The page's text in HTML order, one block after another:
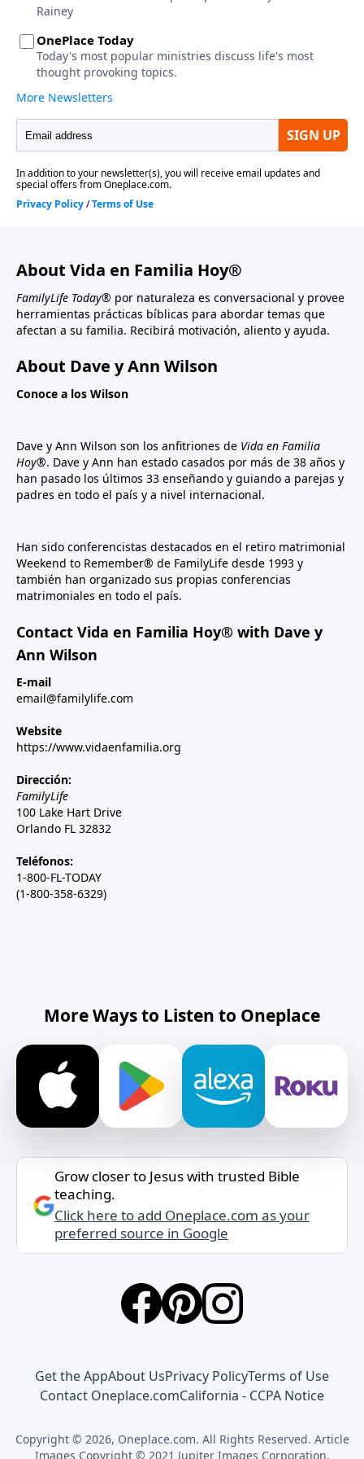
About Vida en Familia Hoy®
FamilyLife Today® por naturaleza es conversacional y provee
herramientas prácticas bíblicas para abordar temas que
afectan a su familia. Recibirá motivación, aliento y ayuda.
About Dave y Ann Wilson
Conoce a los Wilson
Dave y Ann Wilson son los anfitriones de Vida en Familia
Hoy®. Dave y Ann han estado casados por más de 38 años y
han pasado los últimos 33 enseñando y guiando a parejas y
padres en todo el país y a nivel internacional.
Han sido conferencistas destacados en el retiro matrimonial
Weekend to Remember® de FamilyLife desde 1993 y
también han organizado sus propias conferencias
matrimoniales en todo el país.
Contact Vida en Familia Hoy® with Dave y
Ann Wilson
E-mail
email@familylife.com
Website
https://www.vidaenfamilia.org
Dirección:
FamilyLife
100 Lake Hart Drive
Orlando FL 32832
Teléfonos:
1-800-FL-TODAY
(1-800-358-6329)
More Ways to Listen to Oneplace
Grow closer to Jesus with trusted Bible
teaching.
Click here to add Oneplace.com as your
preferred source in Google
Get the AppAbout UsPrivacy PolicyTerms of Use
Contact Oneplace.comCalifornia - CCPA Notice
Copyright © 2026, Oneplace.com. All Rights Reserved. Article
Images Copyright © 2021 Jupiter Images Corporation.